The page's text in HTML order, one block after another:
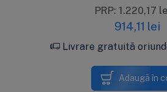
PRP: 1.220,17
914,11 lei
Livrare gratuită
Adaugă în